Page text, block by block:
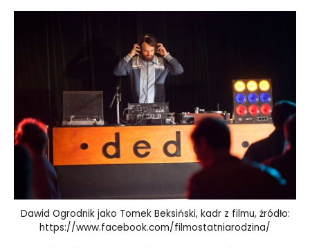
Dawid Ogrodnik jako Tomek Beksiński, kadr z filmu, źródło:
https://www.facebook.com/filmostatniarodzina/